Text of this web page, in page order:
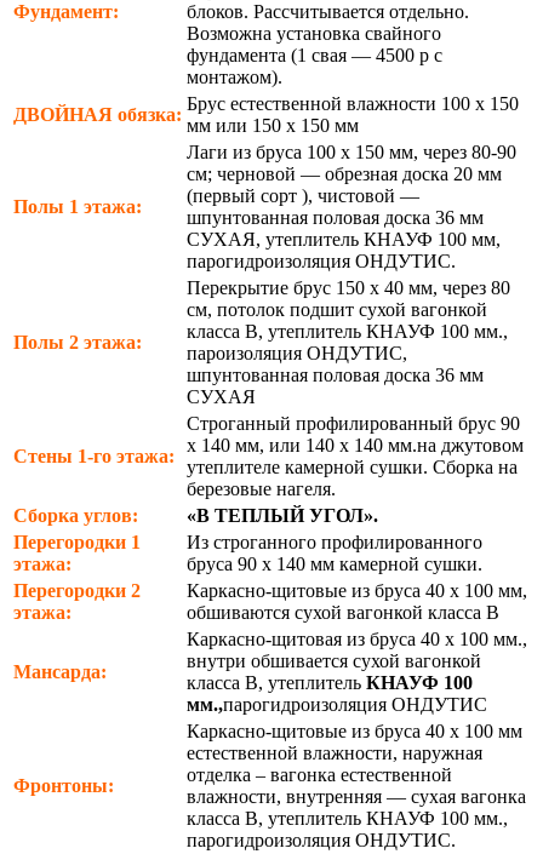
Фундамент:
блоков. Рассчитывается отдельно.
Возможна установка свайного
фундамента (1 свая — 4500 р с
монтажом).
ДВОЙНАЯ обязка:
Брус естественной влажности 100 х 150
мм или 150 х 150 мм
Полы 1 этажа:
Лаги из бруса 100 х 150 мм, через 80-90
см; черновой — обрезная доска 20 мм
(первый сорт ), чистовой —
шпунтованная половая доска 36 мм
СУХАЯ, утеплитель КНАУФ 100 мм,
парогидроизоляция ОНДУТИС.
Полы 2 этажа:
Перекрытие брус 150 х 40 мм, через 80
см, потолок подшит сухой вагонкой
класса В, утеплитель КНАУФ 100 мм.,
пароизоляция ОНДУТИС,
шпунтованная половая доска 36 мм
СУХАЯ
Стены 1-го этажа:
Строганный профилированный брус 90
х 140 мм, или 140 х 140 мм.на джутовом
утеплителе камерной сушки. Сборка на
березовые нагеля.
Сборка углов:
«В ТЕПЛЫЙ УГОЛ».
Перегородки 1
этажа:
Из строганного профилированного
бруса 90 х 140 мм камерной сушки.
Перегородки 2
этажа:
Каркасно-щитовые из бруса 40 х 100 мм,
обшиваются сухой вагонкой класса В
Мансарда:
Каркасно-щитовая из бруса 40 х 100 мм.,
внутри обшивается сухой вагонкой
класса В, утеплитель КНАУФ 100
мм.,парогидроизоляция ОНДУТИС
Фронтоны:
Каркасно-щитовые из бруса 40 х 100 мм
естественной влажности, наружная
отделка – вагонка естественной
влажности, внутренняя — сухая вагонка
класса В, утеплитель КНАУФ 100 мм.,
парогидроизоляция ОНДУТИС.